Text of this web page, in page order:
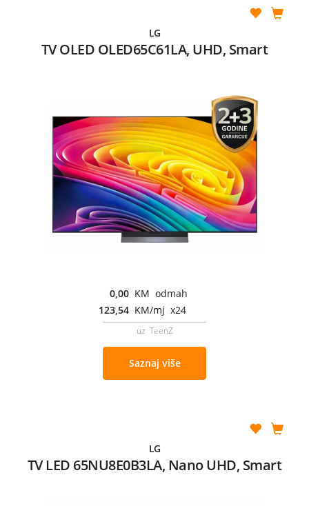
LG
TV OLED OLED65C61LA, UHD, Smart
0,00 KM odmah
123,54 KM/mj x24
uz TeenZ
Saznaj više
LG
TV LED 65NU8E0B3LA, Nano UHD, Smart